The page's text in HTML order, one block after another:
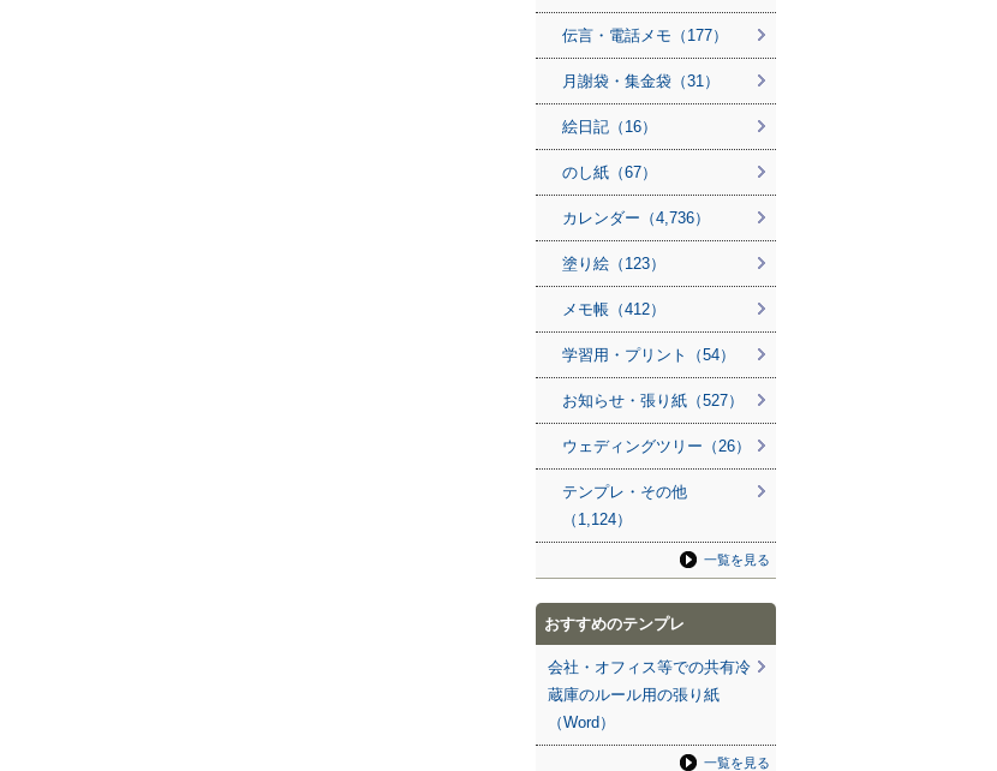
伝言・電話メモ（177）
月謝袋・集金袋（31）
絵日記（16）
のし紙（67）
カレンダー（4,736）
塗り絵（123）
メモ帳（412）
学習用・プリント（54）
お知らせ・張り紙（527）
ウェディングツリー（26）
テンプレ・その他
（1,124）
一覧を見る
おすすめのテンプレ
会社・オフィス等での共有冷
蔵庫のルール用の張り紙
（Word）
一覧を見る